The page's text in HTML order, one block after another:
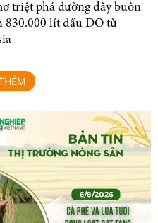
triệt phá đường dây buôn
830.000 lít dầu DO từ